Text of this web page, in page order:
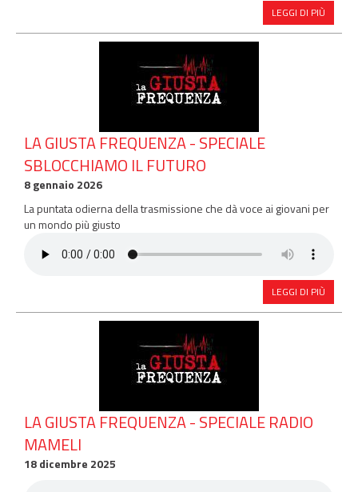
LEGGI DI PIÙ
LA GIUSTA FREQUENZA - SPECIALE
SBLOCCHIAMO IL FUTURO
8 gennaio 2026
La puntata odierna della trasmissione che dà voce ai giovani per
un mondo più giusto
LEGGI DI PIÙ
LA GIUSTA FREQUENZA - SPECIALE RADIO
MAMELI
18 dicembre 2025